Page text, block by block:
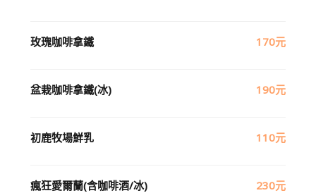
玫瑰咖啡拿鐵 170元
盆栽咖啡拿鐵(冰) 190元
初鹿牧場鮮乳 110元
瘋狂愛爾蘭(含咖啡酒/冰) 230元